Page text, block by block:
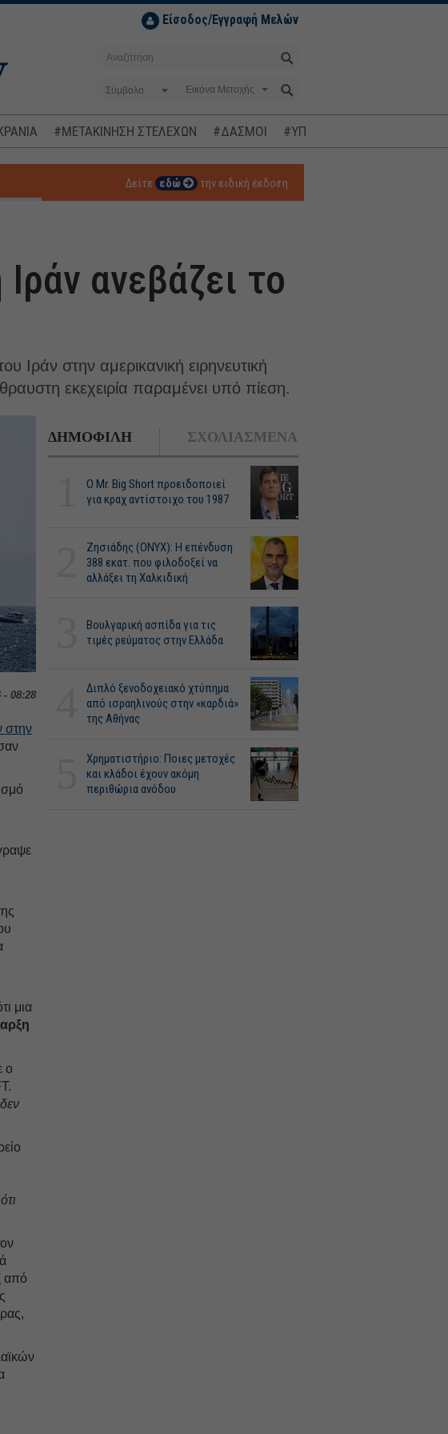
Είσοδος/Εγγραφή Μελών
Σύμβολο
#ΜΕΤΑΚΙΝΗΣΗ ΣΤΕΛΕΧΩΝ #ΔΑΣΜΟΙ #ΥΠΟΚΛΟΠΕΣ
Δείτε εδώ την ειδική έκδοση
ανεβάζει το
στην αμερικανική ειρηνευτική
εκεχειρία παραμένει υπό πίεση.
- 08:28
στην
μια
ο
ότι
από
ΔΗΜΟΦΙΛΗ ΣΧΟΛΙΑΣΜΕΝΑ
O Mr. Big Short προειδοποιεί
για κραχ αντίστοιχο του 1987
Ζησιάδης (ONYX): Η επένδυση
388 εκατ. που φιλοδοξεί να
αλλάξει τη Χαλκιδική
Βουλγαρική ασπίδα για τις
τιμές ρεύματος στην Ελλάδα
Διπλό ξενοδοχειακό χτύπημα
από ισραηλινούς στην «καρδιά»
της Αθήνας
Χρηματιστήριο: Ποιες μετοχές
και κλάδοι έχουν ακόμη
περιθώρια ανόδου